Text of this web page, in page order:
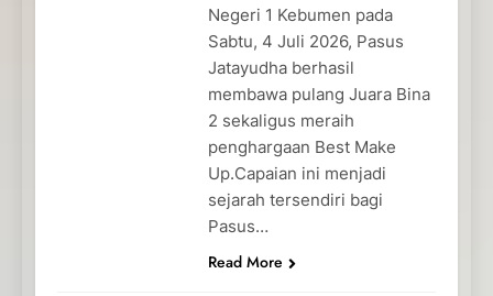
Negeri 1 Kebumen pada
Sabtu, 4 Juli 2026, Pasus
Jatayudha berhasil
membawa pulang Juara Bina
2 sekaligus meraih
penghargaan Best Make
Up.Capaian ini menjadi
sejarah tersendiri bagi
Pasus…
Read More